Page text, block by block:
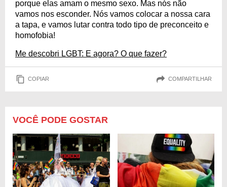
porque elas amam o mesmo sexo. Mas nós não
vamos nos esconder. Nós vamos colocar a nossa cara
a tapa, e vamos lutar contra todo tipo de preconceito e
homofobia!
Me descobri LGBT: E agora? O que fazer?
COPIAR COMPARTILHAR
VOCÊ PODE GOSTAR